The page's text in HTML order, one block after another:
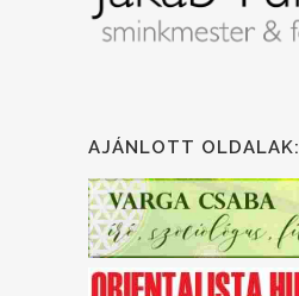
AJÁNLOTT OLDALAK: